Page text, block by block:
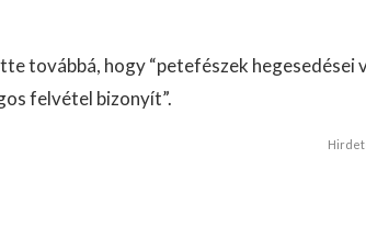
továbbá, hogy “petefészek
felvétel bizonyít”.